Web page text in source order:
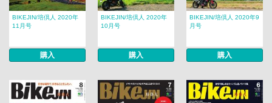
BIKEJIN/培倶人 2020年
11月号
購入
BIKEJIN/培倶人 2020年
10月号
購入
BIKEJIN/培倶人 2020年9
月号
購入